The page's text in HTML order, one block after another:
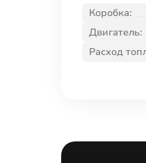
Коробка:
Двигатель:
Расход